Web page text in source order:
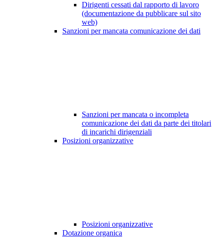
Dirigenti cessati dal rapporto di lavoro
(documentazione da pubblicare sul sito
web)
Sanzioni per mancata comunicazione dei dati
Sanzioni per mancata o incompleta
comunicazione dei dati da parte dei titolari
di incarichi dirigenziali
Posizioni organizzative
Posizioni organizzative
Dotazione organica